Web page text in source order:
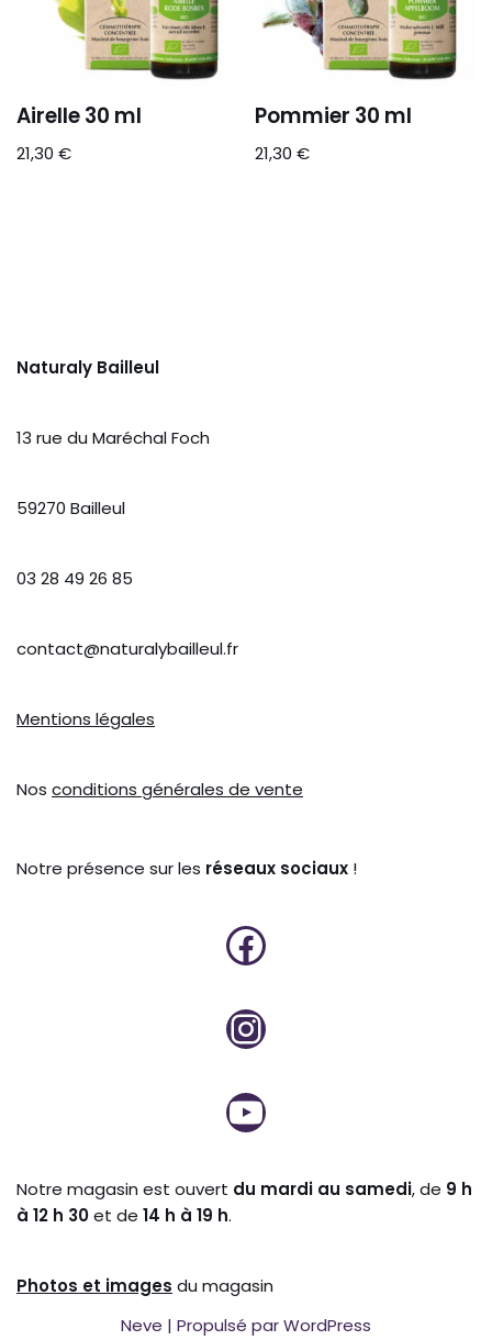
Airelle 30 ml
21,30 €
Pommier 30 ml
21,30€
Naturaly Bailleul
13 rue du Maréchal Foch
59270 Bailleul
03 28 49 26 85
contact@naturalybailleul.fr
Mentions légales
Nos conditions générales de vente
Notre présence sur les réseaux sociaux !
Notre magasin est ouvert du mardi au samedi, de 9 h
à 12 h 30et de 14 h à 19 h.
Photos et images du magasin
Neve | Propulsé parWordPress